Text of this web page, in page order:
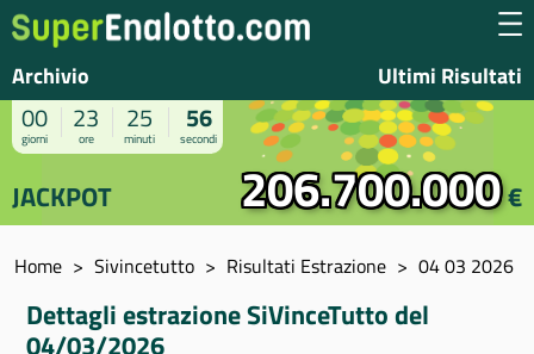
Archivio Ultimi Risultati
00
giorni
23
ore
25
minuti
56
secondi
JACKPOT 206.700.000€
Home Sivincetutto Risultati Estrazione 04 03 2026
Dettagli estrazione SiVinceTutto del
04/03/2026